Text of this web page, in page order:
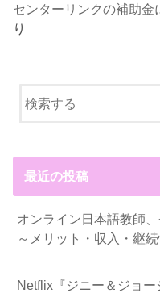
センターリンクの補助金
り
最近の投稿
オンライン日本語教師
～メリット・収入・継
Netflix『ジニー＆ジョ